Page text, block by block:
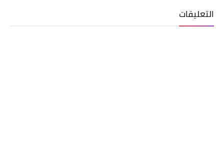
التعليقات